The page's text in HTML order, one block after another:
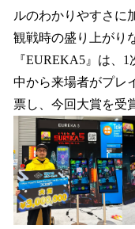
ルのわかりやすさに
観戦時の盛り上がり
『EUREKA5』は、
中から来場者がプレ
票し、今回大賞を受